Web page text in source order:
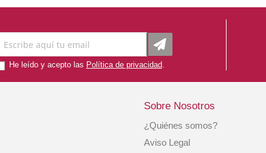
Collar Perro Nylon Reflect Negro Talla M
He leído y acepto las Política de privacidad.
Sobre Nosotros
¿Quiénes somos?
Aviso Legal